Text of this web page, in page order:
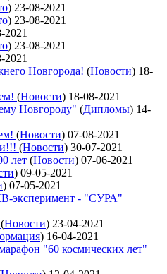
) 23-08-2021
) 23-08-2021
2021
) 23-08-2021
2021
Новгорода! (Новости) 18-
(Новости) 18-08-2021
Новгороду" (Дипломы) 14-
(Новости) 07-08-2021
(Новости) 30-07-2021
лет (Новости) 07-06-2021
) 09-05-2021
) 07-05-2021
эксперимент - "СУРА"
(Новости) 23-04-2021
) 16-04-2021
"60 космических лет"